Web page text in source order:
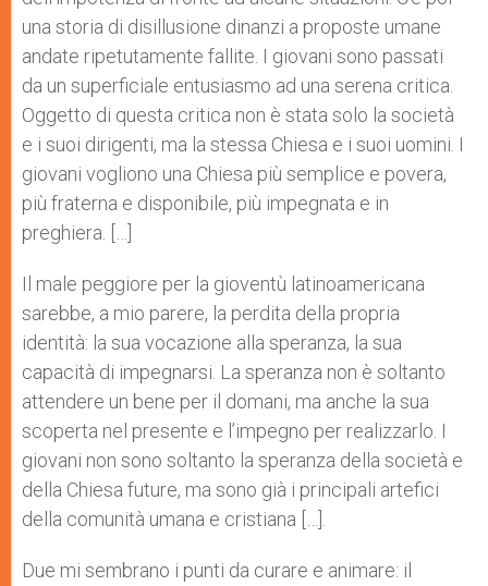
una storia di disillusione dinanzi a proposte umane
andate ripetutamente fallite. I giovani sono passati
da un superficiale entusiasmo ad una serena critica.
Oggetto di questa critica non è stata solo la società
e i suoi dirigenti, ma la stessa Chiesa e i suoi uomini. I
giovani vogliono una Chiesa più semplice e povera,
più fraterna e disponibile, più impegnata e in
preghiera. […]
Il male peggiore per la gioventù latinoamericana
sarebbe, a mio parere, la perdita della propria
identità: la sua vocazione alla speranza, la sua
capacità di impegnarsi. La speranza non è soltanto
attendere un bene per il domani, ma anche la sua
scoperta nel presente e l’impegno per realizzarlo. I
giovani non sono soltanto la speranza della società e
della Chiesa future, ma sono già i principali artefici
della comunità umana e cristiana […].
Due mi sembrano i punti da curare e animare: il